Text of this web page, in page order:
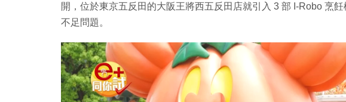
開，位於東京五反田的大阪王將西五反田店就引入 3 部 I-Robo 烹
不足問題。